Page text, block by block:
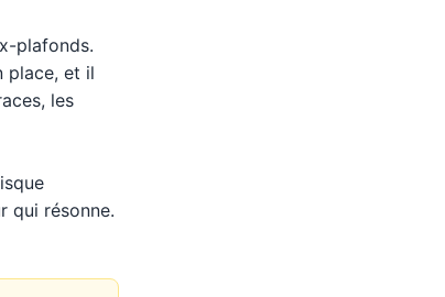
plafonds.
place, et il
les
qui résonne.